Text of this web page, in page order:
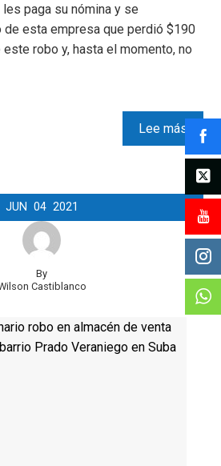
paga su nómina y se
esta empresa que perdió $190
robo y, hasta el momento, no
Lee más
JUN 04 2021
By
Castiblanco